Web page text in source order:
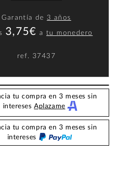
Garantía de 3 años
3,75€ atu monedero
ref. 37437
tu compra en 3 meses sin
interesesAplazame
tu compra en 3 meses sin
intereses